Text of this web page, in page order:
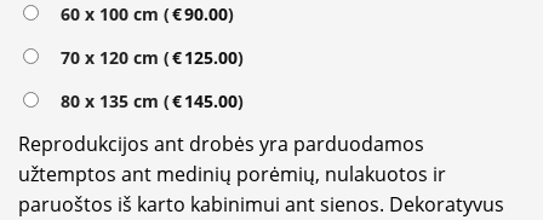
60 x 100 cm (€90.00)
70 x 120 cm (€125.00)
80 x 135 cm (€145.00)
Reprodukcijos ant drobės yra parduodamos
užtemptos ant medinių porėmių, nulakuotos ir
paruoštos iš karto kabinimui ant sienos. Dekoratyvus